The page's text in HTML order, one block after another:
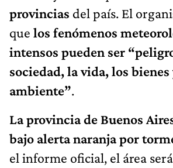
provincias del país. El
que los fenómenos
intensos pueden ser
sociedad, la vida, los
ambiente”.
La provincia de Buenos
bajo alerta naranja por
el informe oficial, el área